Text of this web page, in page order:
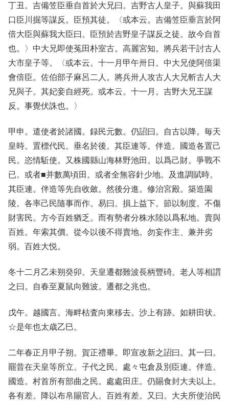
丁丑。吉備笠臣垂自首於大兄曰。吉野古人皇子。與蘇我田
口臣川掘等謀反。臣預其徒。〈或本云。吉備笠臣垂言於阿
倍大臣與蘇我大臣曰。臣預於吉野皇子謀反之徒。故今自首
也。〉中大兄即使菟田朴室古。高麗宮知。將兵若干討古人
大市皇子等。〈或本云。十一月甲午卅日。中大兄使阿倍渠
會倍臣。佐伯部子麻呂二人。將兵卅人攻古人大兄斬古人大
兄與子。其妃妾自經死。或本云。十一月。吉野大兄王謀
反。事覺伏誅也。〉
甲申。遣使者於諸國。録民元數。仍詔曰。自古以降。毎天
皇時。置標代民。垂名於後。其臣連等。伴造。國造各置己
民。恣情駈使。又株國縣山海林野池田。以爲己財。爭戰不
已。或者■并數萬頃田。或者全無容針少地。及進調賦時。
其臣連。伴造等先自收斂。然後分進。修治宮殿。築造園
陵。各率己民隨事而作。易曰。損上益下。節以制度。不傷
財害民。方今百姓猶乏。而有勢者分株水陸以爲私地。賣與
百姓。年索其價。從今以後不得賣地。勿妄作主、兼并劣
弱。百姓大悦。
冬十二月乙未朔癸卯。天皇遷都難波長柄豐碕。老人等相謂
之曰。自春至夏鼠向難波。遷都之兆也。
戊午。越國言。海畔枯査向東移去。沙上有跡。如耕田状。
☆是年也太歳乙巳。
二年春正月甲子朔。賀正禮畢。即宣改新之詔曰。其一曰。
罷昔在天皇等所立。子代之民。處々屯倉及別臣連。伴造。
國造。村首所有部曲之民。處處田庄。仍賜食封大夫以上。
各有差。降以布帛賜官人。百姓有差。又曰。大夫所使治民